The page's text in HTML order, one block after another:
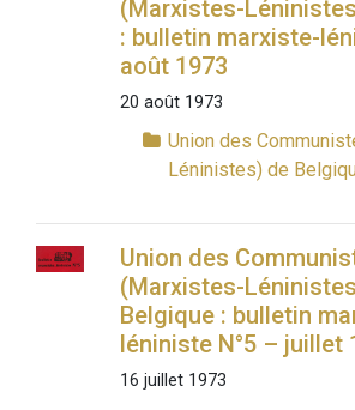
(Marxistes-
: bulletin marxiste-
août 1973
20 août 1973
Union des
Léninistes) de
Union des
(Marxistes-
Belgique : bulletin
léniniste N°5 – juillet
16 juillet 1973